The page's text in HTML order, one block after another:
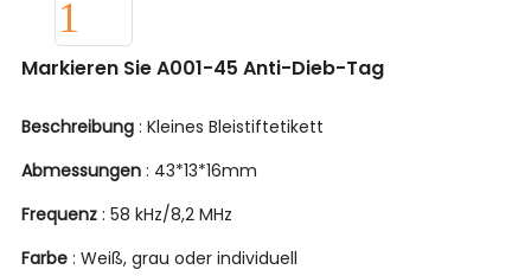
Markieren Sie A001-45 Anti-Dieb-Tag
Beschreibung : Kleines Bleistiftetikett
Abmessungen : 43*13*16mm
Frequenz : 58 kHz/8,2 MHz
Farbe : Weiß, grau oder individuell